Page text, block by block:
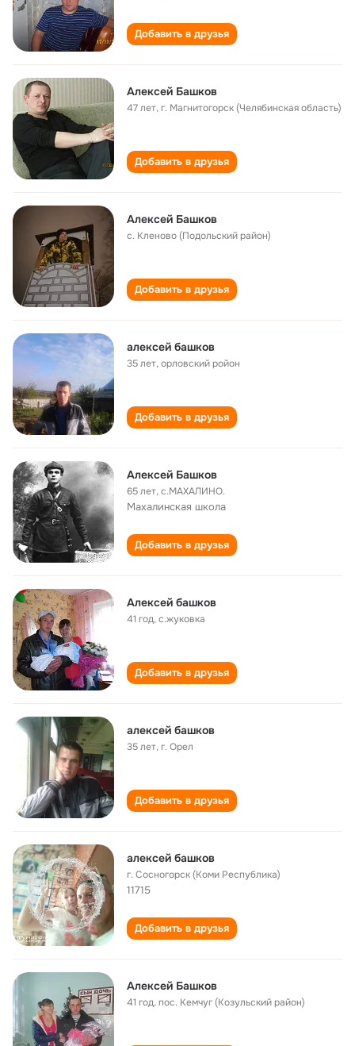
Добавить в друзья
Алексей Башков
47 лет,г. Магнитогорск (Челябинская область)
Добавить в друзья
Алексей Башков
с. Кленово (Подольский район)
Добавить в друзья
алексей башков
35 лет,орловский ройон
Добавить в друзья
Алексей Башков
65 лет,с.МАХАЛИНО.
Махалинская школа
Добавить в друзья
Алексей башков
41 год,с.жуковка
Добавить в друзья
алексей башков
35 лет,г. Орел
Добавить в друзья
алексей башков
г. Сосногорск (Коми Республика)
11715
Добавить в друзья
Алексей Башков
41 год,пос. Кемчуг (Козульский район)